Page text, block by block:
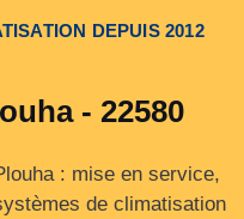
DEPUIS 2012
- 22580
: mise en service,
de climatisation